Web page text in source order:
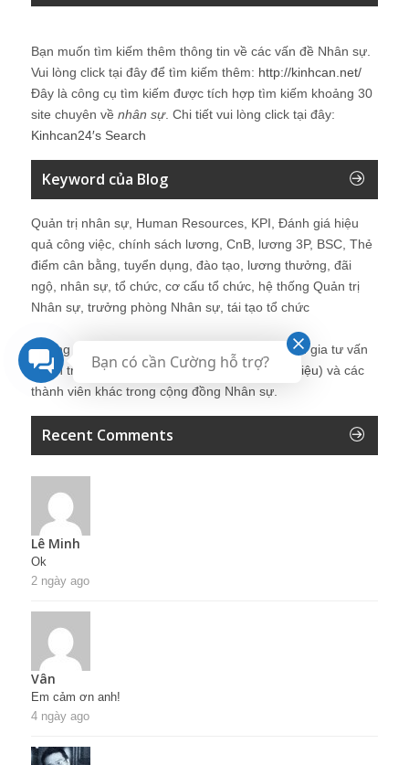
Bạn muốn tìm kiếm thêm thông tin về các vấn đề Nhân sự
Vui lòng click tại đây để tìm kiếm thêm: http://kinhcan.net/
Đây là công cụ tìm kiếm được tích hợp tìm kiếm khoảng 30
site chuyên về nhân sự. Chi tiết vui lòng click tại đây:
Kinhcan24′s Search
Keyword của Blog
Quản trị nhân sự, Human Resources, KPI, Đánh giá hiệu
quả công việc, chính sách lương, CnB, lương 3P, BSC, Thẻ
điểm cân bằng, tuyển dụng, đào tạo, lương thưởng, đãi
ngộ, nhân sự, tổ chức, cơ cấu tổ chức, hệ thống Quản trị
Nhân sự, trưởng phòng Nhân sự, tái tạo tổ chức
Những bài viết tại blog được chia sẻ bởi chuyên gia tư vấn
Quản trị Nhân sự Nguyễn Hùng Cường (giới thiệu) và các
thành viên khác trong cộng đồng Nhân sự.
Recent Comments
Lê Minh
Ok
2 ngày ago
Vân
Em cảm ơn anh!
4 ngày ago
Bạn có cần Cường hỗ trợ?